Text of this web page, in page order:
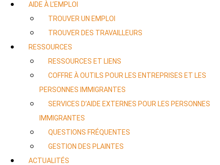
AIDE À L’EMPLOI
TROUVER UN EMPLOI
TROUVER DES TRAVAILLEURS
RESSOURCES
RESSOURCES ET LIENS
COFFRE À OUTILS POUR LES ENTREPRISES ET LES
PERSONNES IMMIGRANTES
SERVICES D’AIDE EXTERNES POUR LES PERSONNES
IMMIGRANTES
QUESTIONS FRÉQUENTES
GESTION DES PLAINTES
ACTUALITÉS